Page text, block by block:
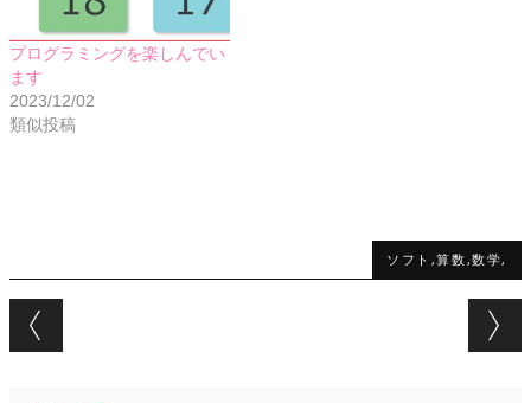
プログラミングを楽しんでい
ます
2023/12/02
類似投稿
ソフト,算数,数学,
Post navigation